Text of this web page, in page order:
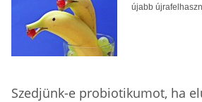
újabb
Szedjünk-e probiotikumot, ha